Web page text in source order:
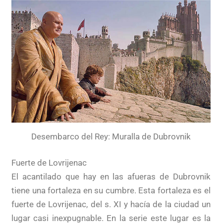
Desembarco del Rey: Muralla de Dubrovnik
Fuerte de Lovrijenac
El acantilado que hay en las afueras de Dubrovnik
tiene una fortaleza en su cumbre. Esta fortaleza es el
fuerte de Lovrijenac, del s. XI y hacía de la ciudad un
lugar casi inexpugnable. En la serie este lugar es la